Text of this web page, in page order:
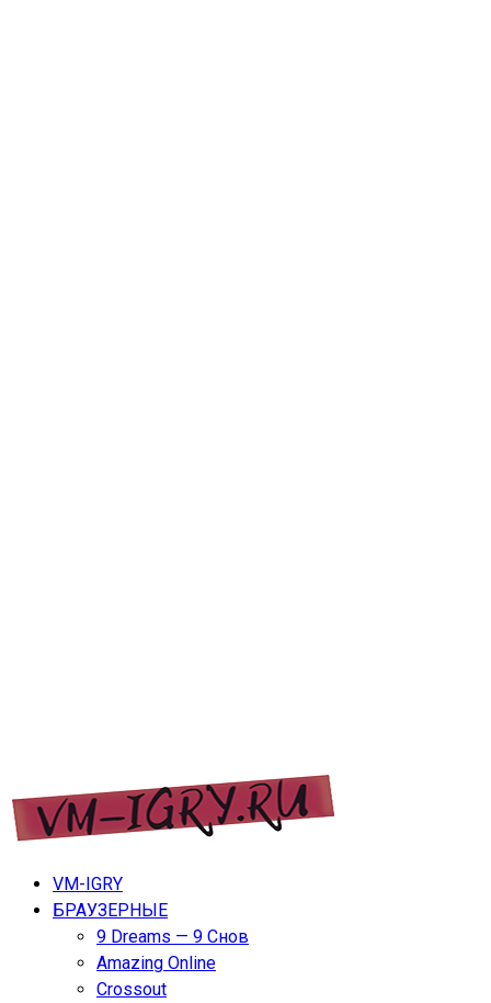
к
содержимому
VM-IGRY — игры дл ПК, ноутбуков, планшетов и
телефонов.
VM-IGRY
БРАУЗЕРНЫЕ
9 Dreams — 9 Снов
Amazing Online
Crossout